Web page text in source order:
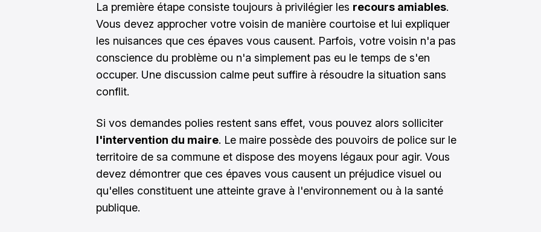
La première étape consiste toujours à privilégier les recours amiables.
Vous devez approcher votre voisin de manière courtoise et lui expliquer
les nuisances que ces épaves vous causent. Parfois, votre voisin n'a pas
conscience du problème ou n'a simplement pas eu le temps de s'en
occuper. Une discussion calme peut suffire à résoudre la situation sans
conflit.
Si vos demandes polies restent sans effet, vous pouvez alors solliciter
l'intervention du maire. Le maire possède des pouvoirs de police sur le
territoire de sa commune et dispose des moyens légaux pour agir. Vous
devez démontrer que ces épaves vous causent un préjudice visuel ou
qu'elles constituent une atteinte grave à l'environnement ou à la santé
publique.